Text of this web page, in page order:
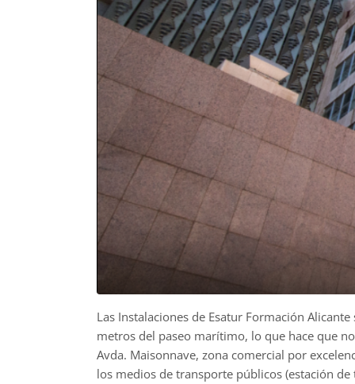
Las Instalaciones de Esatur Formación
metros del paseo marítimo, lo que hace que
Avda. Maisonnave, zona comercial por
los medios de transporte públicos (estación